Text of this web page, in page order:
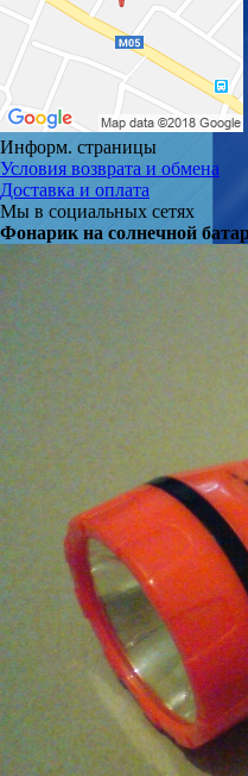
Информ. страницы
Условия возврата и обмена
Доставка и оплата
Мы в социальных сетях
Фонарик на солнечной